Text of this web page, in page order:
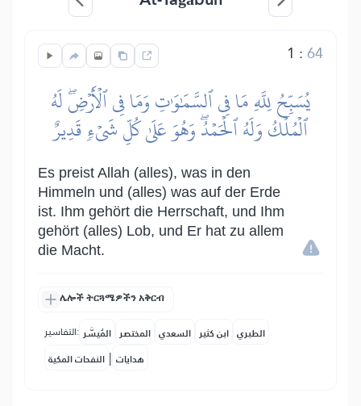
1 :64
يُسَبِّحُ لِلَّهِ مَا فِي ٱلسَّمَٰوَٰتِ وَمَا فِي ٱلۡأَرۡضِۖ لَهُ
ٱلۡمُلۡكُ وَلَهُ ٱلۡحَمۡدُۖ وَهُوَ عَلَىٰ كُلِّ شَيۡءٖ قَدِيرٌ
Es preist Allah (alles), was in den
Himmeln und (alles) was auf der Erde
ist. Ihm gehört die Herrschaft, und Ihm
gehört (alles) Lob, und Er hat zu allem
die Macht.
ሌሎች ትርጓሜዎችን አቅርብ
التفاسير: المُيسَّر المختصر السعدي ابن كثير الطبري
النفحات المكية | هدايات